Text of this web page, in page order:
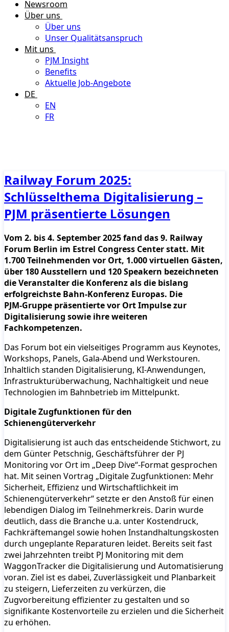
Newsroom
Über uns
Über uns
Unser Qualitätsanspruch
Mit uns
PJM Insight
Benefits
Aktuelle Job-Angebote
DE
EN
FR
Railway Forum 2025:
Schlüsselthema Digitalisierung –
PJM präsentierte Lösungen
Vom 2. bis 4. September 2025 fand das 9. Railway
Forum Berlin im Estrel Congress Center statt. Mit
1.700 Teilnehmenden vor Ort, 1.000 virtuellen Gästen,
über 180 Ausstellern und 120 Speakern bezeichneten
die Veranstalter die Konferenz als die bislang
erfolgreichste Bahn-Konferenz Europas. Die
PJM‑Gruppe präsentierte vor Ort Impulse zur
Digitalisierung sowie ihre weiteren
Fachkompetenzen.
Das Forum bot ein vielseitiges Programm aus Keynotes,
Workshops, Panels, Gala-Abend und Werkstouren.
Inhaltlich standen Digitalisierung, KI-Anwendungen,
Infrastrukturüberwachung, Nachhaltigkeit und neue
Technologien im Bahnbetrieb im Mittelpunkt.
Digitale Zugfunktionen für den
Schienengüterverkehr
Digitalisierung ist auch das entscheidende Stichwort, zu
dem Günter Petschnig, Geschäftsführer der PJ
Monitoring vor Ort im „Deep Dive“-Format gesprochen
hat. Mit seinen Vortrag „Digitale Zugfunktionen: Mehr
Sicherheit, Effizienz und Wirtschaftlichkeit im
Schienengüterverkehr“ setzte er den Anstoß für einen
lebendigen Dialog im Teilnehmerkreis. Darin wurde
deutlich, dass die Branche u.a. unter Kostendruck,
Fachkräftemangel sowie hohen Instandhaltungskosten
durch ungeplante Reparaturen leidet. Bereits seit fast
zwei Jahrzehnten treibt PJ Monitoring mit dem
WaggonTracker die Digitalisierung und Automatisierung
voran. Ziel ist es dabei, Zuverlässigkeit und Planbarkeit
zu steigern, Lieferzeiten zu verkürzen, die
Zugvorbereitung effizienter zu gestalten und so
signifikante Kostenvorteile zu erzielen und die Sicherheit
zu erhöhen.